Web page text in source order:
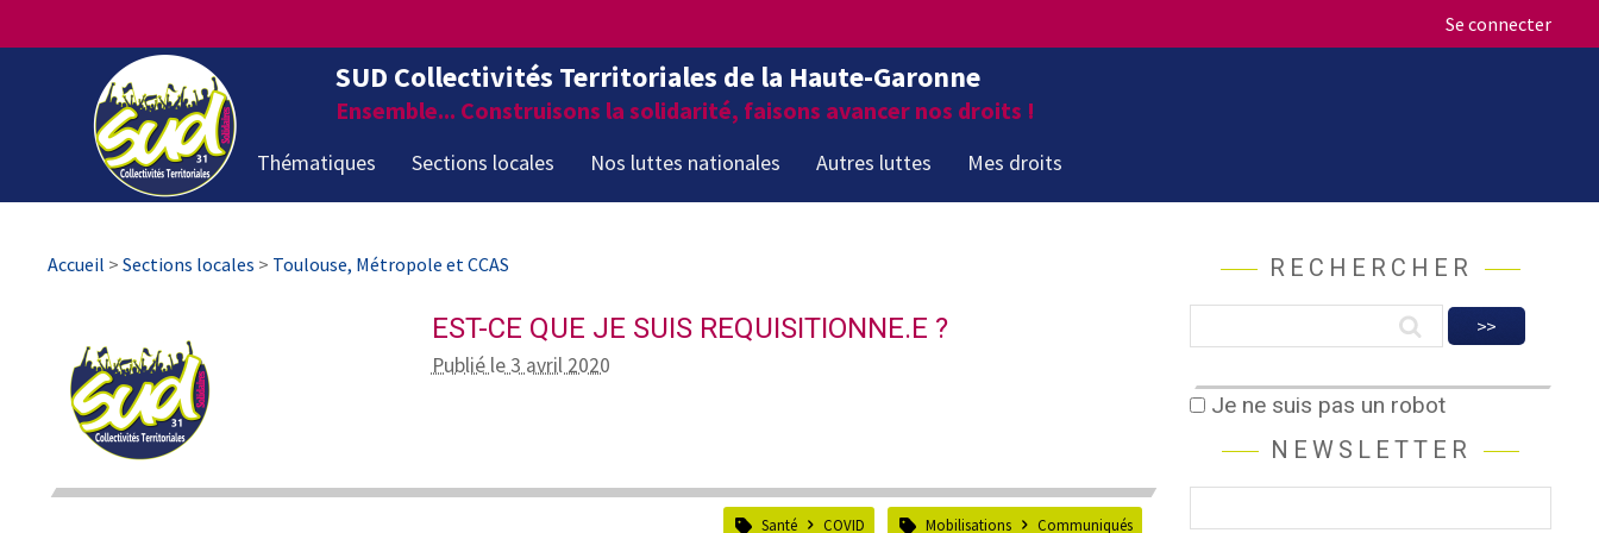
Se connecter
SUD Collectivités Territoriales de la Haute-Garonne
Ensemble... Construisons la solidarité, faisons avancer nos droits !
Thématiques Sections locales Nos luttes nationales Autres luttes Mes droits
Accueil > Sections locales > Toulouse, Métropole et CCAS
EST-CE QUE JE SUIS REQUISITIONNE.E ?
Publié le 3 avril 2020
Santé COVID Mobilisations Communiqués
RECHERCHER
Je ne suis pas un robot
NEWSLETTER